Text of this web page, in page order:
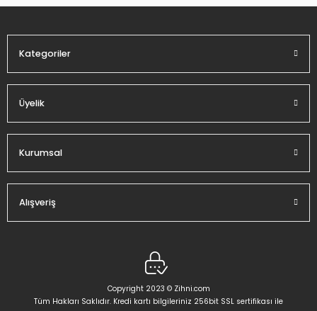
Kategoriler
Üyelik
Kurumsal
Alışveriş
Copyright 2023 © Zihni.com
Tüm Hakları Saklıdır. Kredi kartı bilgileriniz 256bit SSL sertifikası ile